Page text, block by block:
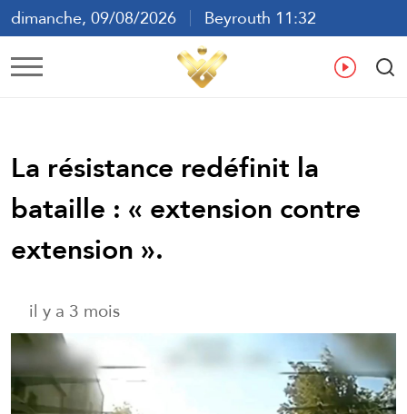
dimanche, 09/08/2026
Beyrouth 11:32
ع
La résistance redéfinit la
bataille : « extension contre
extension ».
il y a 3 mois